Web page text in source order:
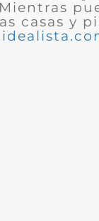
casas y